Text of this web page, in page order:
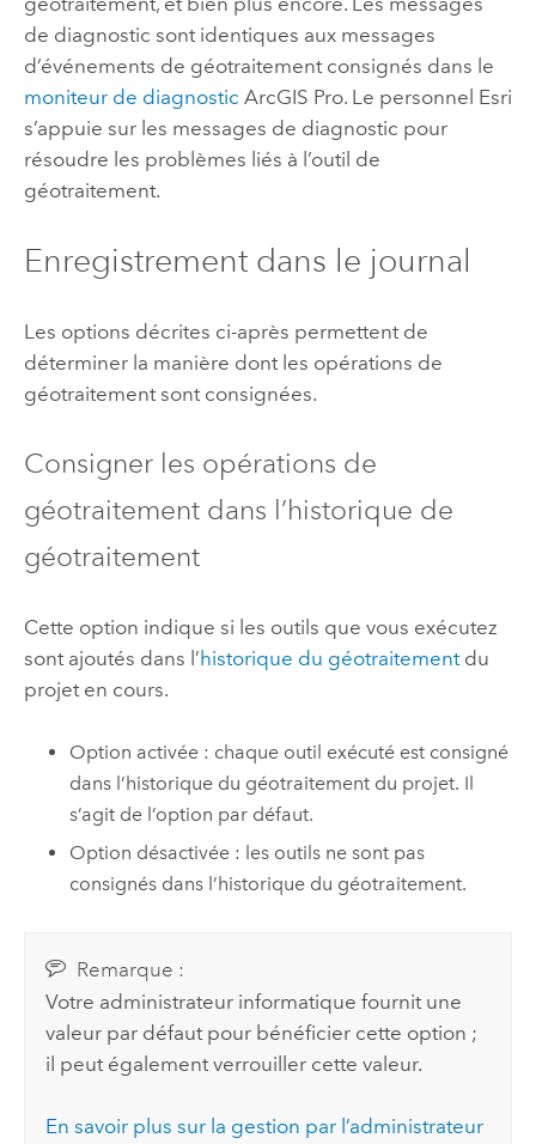
de diagnostic sont identiques aux messages
d’événements de géotraitement consignés dans le
moniteur de diagnostic ArcGIS Pro. Le personnel Esri
s’appuie sur les messages de diagnostic pour
résoudre les problèmes liés à l’outil de
géotraitement.
Enregistrement dans le journal
Les options décrites ci-après permettent de
déterminer la manière dont les opérations de
géotraitement sont consignées.
Consigner les opérations de
géotraitement dans l’historique de
géotraitement
Cette option indique si les outils que vous exécutez
sont ajoutés dans l’historique du géotraitementdu
projet en cours.
Option activée : chaque outil exécuté est consigné
dans l’historique du géotraitement du projet. Il
s’agit de l’option par défaut.
Option désactivée : les outils ne sont pas
consignés dans l’historique du géotraitement.
Remarque :
Votre administrateur informatique fournit une
valeur par défaut pour bénéficier cette option ;
il peut également verrouiller cette valeur.
En savoir plus sur la gestion par l’administrateur